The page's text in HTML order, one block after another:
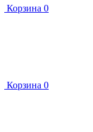
Корзина 0
Корзина 0